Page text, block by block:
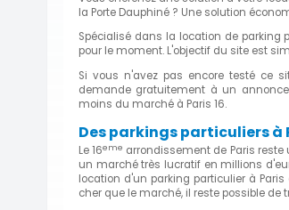
la Porte Dauphiné ? Une solution
Spécialisé dans la location de parking
pour le moment. L'objectif du site est
Si vous n'avez pas encore testé ce
demande gratuitement à un
moins du marché à Paris 16.
Des parkings particuliers à
Le 16eme arrondissement de Paris
un marché très lucratif en millions
location d'un parking particulier à
cher que le marché, il reste possible de